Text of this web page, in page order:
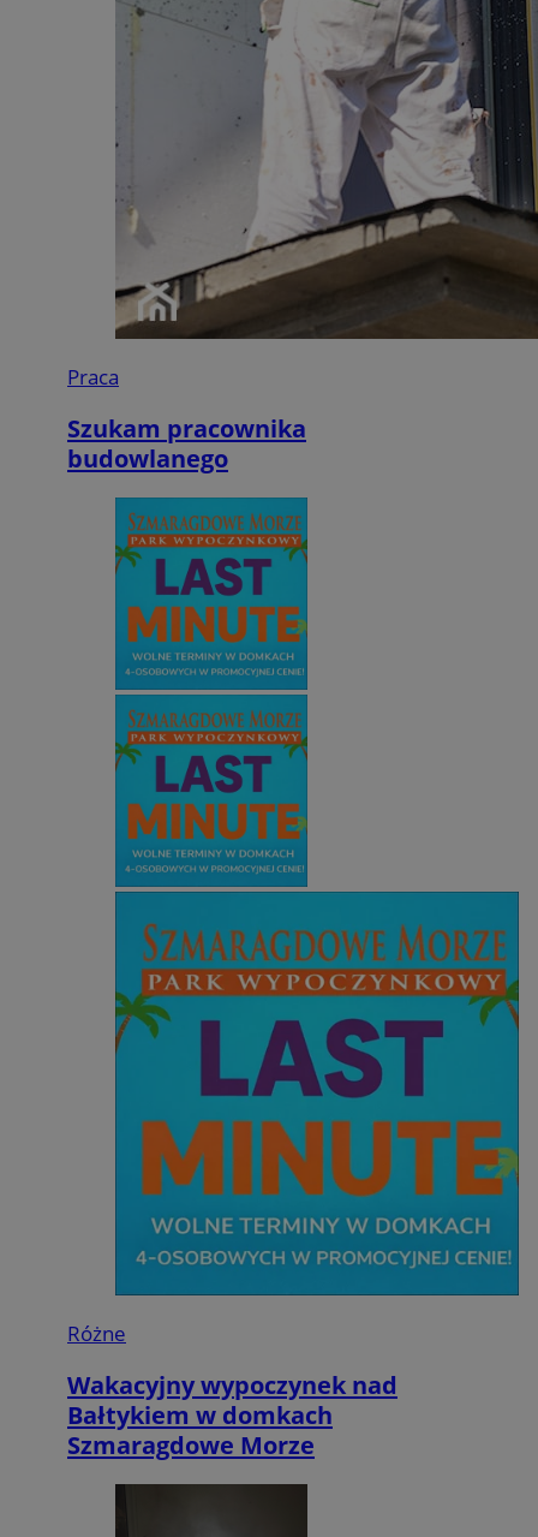
Praca
Szukam pracownika
budowlanego
Różne
Wakacyjny wypoczynek nad
Bałtykiem w domkach
Szmaragdowe Morze